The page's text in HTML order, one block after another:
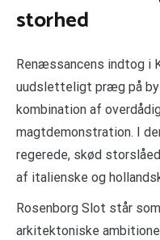
storhed
Renæssancens indtog i
uudsletteligt præg på
kombination af
magtdemonstration. I
regerede, skød
af italienske og
Rosenborg Slot står
arkitektoniske